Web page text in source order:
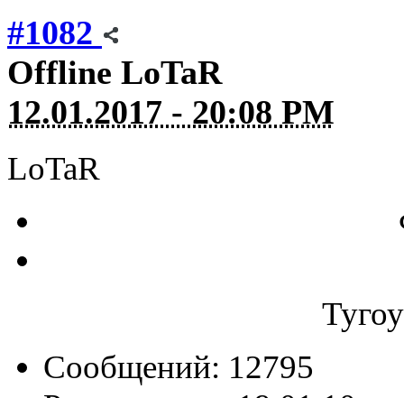
#1082
Offline LoTaR
12.01.2017 - 20:08 PM
LoTaR
Сообщений: 12795